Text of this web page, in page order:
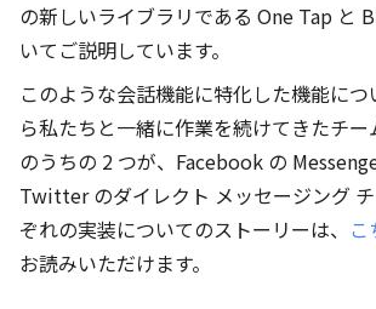
の新しいライブラリである One Tap と
いてご説明しています。
このような会話機能に特化した機能に
ら私たちと一緒に作業を続けてきたチー
のうちの 2 つが、Facebook の
Twitter のダイレクト メッセージング
ぞれの実装についてのストーリーは、 こ
お読みいただけます。